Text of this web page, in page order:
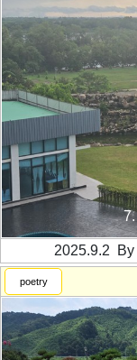
2025.9.2 By
poetry